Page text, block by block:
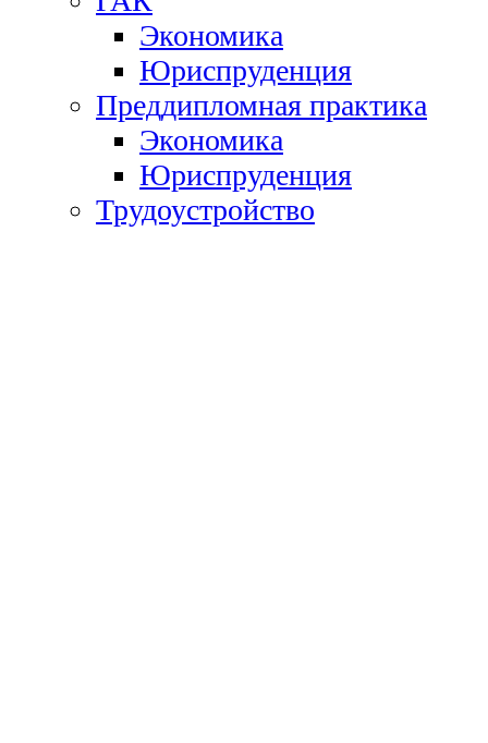
Экономика
Юриспруденция
Преддипломная практика
Экономика
Юриспруденция
Трудоустройство